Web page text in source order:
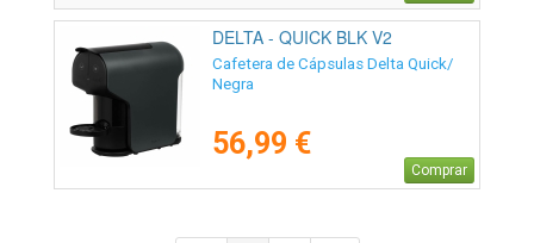
DELTA - QUICK BLK V2
Cafetera de Cápsulas Delta Quick/
Negra
56,99 €
Comprar